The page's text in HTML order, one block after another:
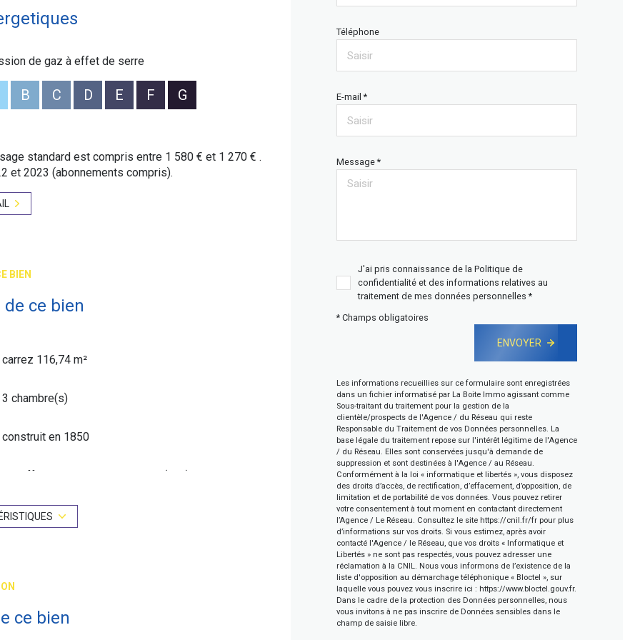
prévisionnel annuel : 2948 euros . DPE D
disponibles sur le site Géorisques :
de gaz à effet de serre
B C D E F G
standard est compris entre 1 580 € et 1 270 € .
et 2023 (abonnements compris).
BIEN
ce bien
carrez 116,74 m²
3 chambre(s)
construit en 1850
Chauffage individuel : chaudière (gaz)
2 côté(s) mitoyen(s)
ce bien
Téléphone
E-mail *
Message *
J'ai pris connaissance de la Politique de
confidentialité et des informations relatives au
traitement de mes données personnelles *
* Champs obligatoires
ENVOYER
Les informations recueillies sur ce formulaire sont enregistrées
dans un fichier informatisé par La Boite Immo agissant comme
Sous-traitant du traitement pour la gestion de la
clientèle/prospects de l'Agence / du Réseau qui reste
Responsable du Traitement de vos Données personnelles. La
base légale du traitement repose sur l'intérêt légitime de l'Agence
/ du Réseau. Elles sont conservées jusqu'à demande de
suppression et sont destinées à l'Agence / au Réseau.
Conformément à la loi « informatique et libertés », vous disposez
des droits d’accès, de rectification, d’effacement, d’opposition, de
limitation et de portabilité de vos données. Vous pouvez retirer
votre consentement à tout moment en contactant directement
l’Agence / Le Réseau. Consultez le site https://cnil.fr/frpour plus
d’informations sur vos droits. Si vous estimez, après avoir
contacté l'Agence / le Réseau, que vos droits « Informatique et
Libertés » ne sont pas respectés, vous pouvez adresser une
réclamation à la CNIL. Nous vous informons de l’existence de la
liste d'opposition au démarchage téléphonique « Bloctel », sur
laquelle vous pouvez vous inscrire ici : https://www.bloctel.gouv.fr.
Dans le cadre de la protection des Données personnelles, nous
vous invitons à ne pas inscrire de Données sensibles dans le
champ de saisie libre.